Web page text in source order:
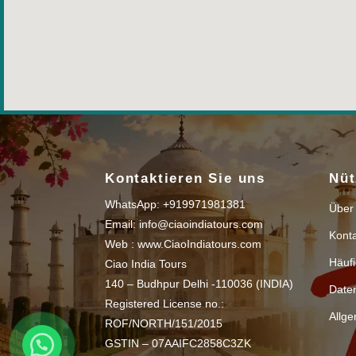
Kontaktieren Sie uns
WhatsApp: +919971981381
Email: info@ciaoindiatours.com
Web : www.CiaoIndiatours.com
Ciao India Tours
140 – Budhpur Delhi -110036 (INDIA)
Registered License no.:
ROF/NORTH/151/2015
GSTIN – 07AAIFC2858C3ZK